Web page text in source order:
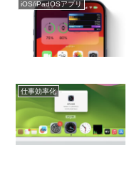
iOS/iPadOSアプリ
仕事効率化